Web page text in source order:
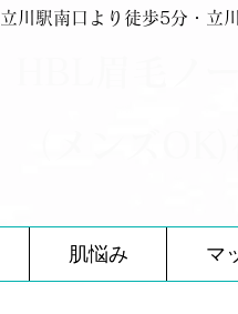
立川駅南口より徒歩5分・立
肌悩み マ